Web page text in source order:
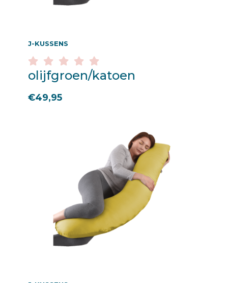
J-KUSSENS
olijfgroen/katoen
€49,95